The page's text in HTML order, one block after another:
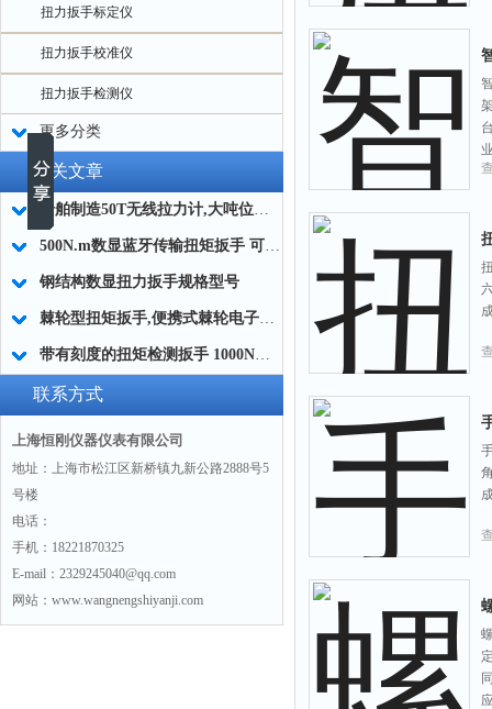
扭力扳手标定仪
扭力扳手校准仪
扭力扳手检测仪
更多分类
相关文章
船舶制造50T无线拉力计,大吨位无线测力计,高精度50吨无线拉力计
500N.m数显蓝牙传输扭矩扳手 可连手机蓝牙扭矩扳手 蓝牙数据输出扳手厂家
钢结构数显扭力扳手规格型号
棘轮型扭矩扳手,便携式棘轮电子扭矩扳手,棘轮式电子显示扭矩扳手简介
带有刻度的扭矩检测扳手 1000Nm刻度盘扭矩扳手制造商
联系方式
上海恒刚仪器仪表有限公司
地址：上海市松江区新桥镇九新公路2888号5
号楼
电话：
手机：18221870325
E-mail：2329245040@qq.com
网站：www.wangnengshiyanji.com